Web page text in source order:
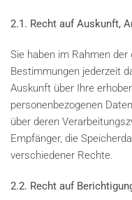
2.1. Recht auf Auskunft,
Sie haben im Rahmen
Bestimmungen jederzeit
Auskunft über Ihre
personenbezogenen
über deren
Empfänger, die
verschiedener Rechte.
2.2. Recht auf